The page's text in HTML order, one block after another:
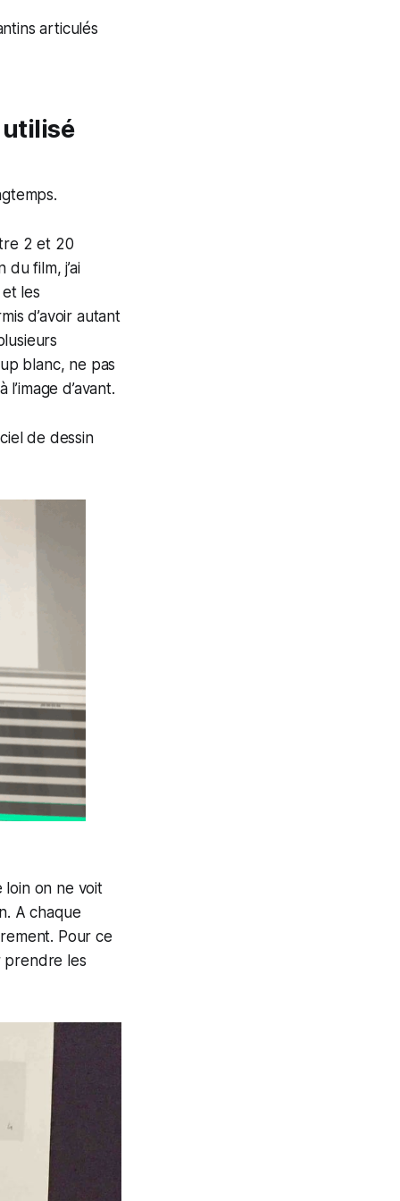
articulés
utilisé
2 et 20
film, j’ai
les
d’avoir autant
blanc, ne pas
d’avant.
de dessin
loin on ne voit
A chaque
Pour ce
prendre les